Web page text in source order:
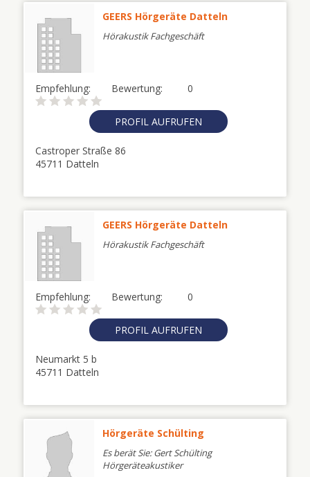
GEERS Hörgeräte Datteln
Hörakustik Fachgeschäft
Empfehlung: 0
Bewertung:
PROFIL AUFRUFEN
Castroper Straße 86
45711 Datteln
GEERS Hörgeräte Datteln
Hörakustik Fachgeschäft
Empfehlung: 0
Bewertung:
PROFIL AUFRUFEN
Neumarkt 5 b
45711 Datteln
Hörgeräte Schülting
Es berät Sie: Gert Schülting
Hörgeräteakustiker